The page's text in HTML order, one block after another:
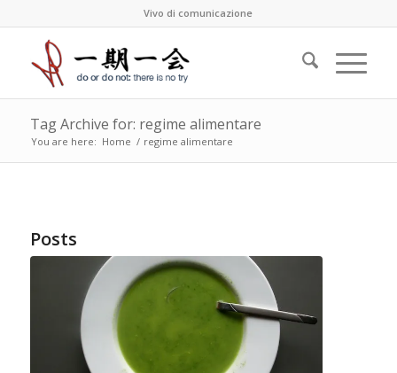
Vivo di comunicazione
Tag Archive for: regime alimentare
You are here: Home / regime alimentare
Posts